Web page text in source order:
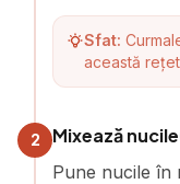
Sfat:
această
2 Mixează nucile
Pune nucile în